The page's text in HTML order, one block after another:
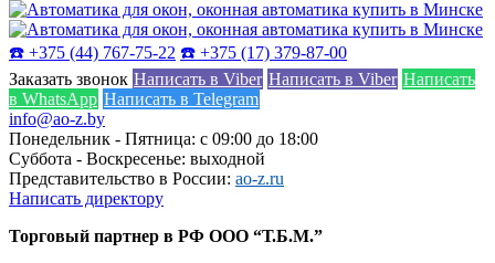
☎️ +375 (44) 767-75-22 ☎️ +375 (17) 379-87-00
Заказать звонок Написать в Viber Написать в Viber Написать
в WhatsApp Написать в Telegram
info@ao-z.by
Понедельник - Пятница: с 09:00 до 18:00
Суббота - Воскресенье: выходной
Представительство в России: ao-z.ru
Написать директору
Торговый партнер в РФ ООО “Т.Б.М.”